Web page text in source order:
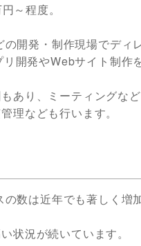
～程度。
開発・制作現場でディ
開発やWebサイト制作
あり、ミーティングなど
理なども行います。
数は近年でも著しく増
状況が続いています。